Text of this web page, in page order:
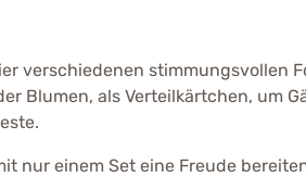
verschiedenen stimmungsvollen
Blumen, als Verteilkärtchen, um
nur einem Set eine Freude